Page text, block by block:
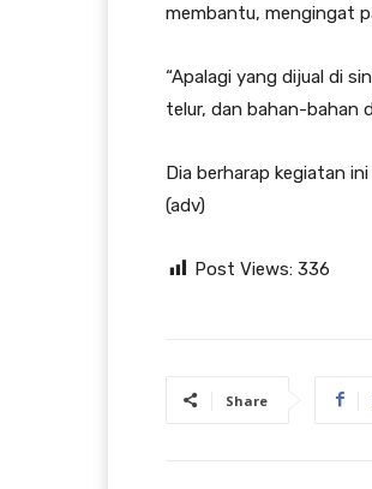
membantu, mengingat
“Apalagi yang dijual di
telur, dan bahan-bahan
Dia berharap kegiatan
(adv)
Post Views: 336
Share